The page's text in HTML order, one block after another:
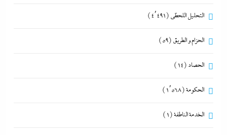
التحليل اللحظي (4٬491)
الحزام و الطريق (59)
الحصاد (14)
الحكومة(1٬568)
الخدمة الناطقة(1)